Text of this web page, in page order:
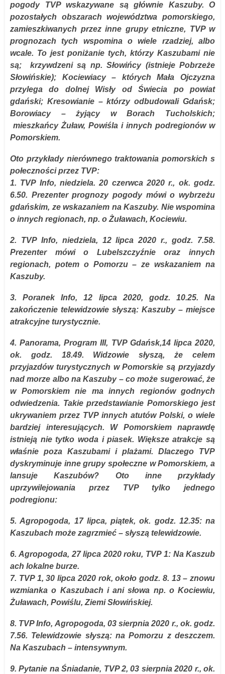
pogody TVP wskazywane są głównie Kaszuby. O
pozostałych obszarach województwa pomorskiego,
zamieszkiwanych przez inne grupy etniczne, TVP w
prognozach tych wspomina o wiele rzadziej, albo
wcale. To jest poniżanie tych, którzy Kaszubami nie
są; krzywdzeni są np. Słowińcy (istnieje Pobrzeże
Słowińskie); Kociewiacy – których Mała Ojczyzna
przylega do dolnej Wisły od Świecia po powiat
gdański; Kresowianie – którzy odbudowali Gdańsk;
Borowiacy – żyjący w Borach Tucholskich;
mieszkańcy Żuław, Powiśla i innych podregionów w
Pomorskiem.
Oto przykłady nierównego traktowania pomorskich s
połeczności przez TVP:
1. TVP Info, niedziela. 20 czerwca 2020 r., ok. godz.
6.50. Prezenter prognozy pogody mówi o wybrzeżu
gdańskim, ze wskazaniem na Kaszuby. Nie wspomina
o innych regionach, np. o Żuławach, Kociewiu.
2. TVP Info, niedziela, 12 lipca 2020 r., godz. 7.58.
Prezenter mówi o Lubelszczyźnie oraz innych
regionach, potem o Pomorzu – ze wskazaniem na
Kaszuby.
3. Poranek Info, 12 lipca 2020, godz. 10.25. Na
zakończenie telewidzowie słyszą: Kaszuby – miejsce
atrakcyjne turystycznie.
4. Panorama, Program III, TVP Gdańsk,14 lipca 2020,
ok. godz. 18.49. Widzowie słyszą, że celem
przyjazdów turystycznych w Pomorskie są przyjazdy
nad morze albo na Kaszuby – co może sugerować, że
w Pomorskiem nie ma innych regionów godnych
odwiedzenia. Takie przedstawianie Pomorskiego jest
ukrywaniem przez TVP innych atutów Polski, o wiele
bardziej interesujących. W Pomorskiem naprawdę
istnieją nie tytko woda i piasek. Większe atrakcje są
właśnie poza Kaszubami i plażami. Dlaczego TVP
dyskryminuje inne grupy społeczne w Pomorskiem, a
lansuje Kaszubów? Oto inne przykłady
uprzywilejowania przez TVP tylko jednego
podregionu:
5. Agropogoda, 17 lipca, piątek, ok. godz. 12.35: na
Kaszubach może zagrzmieć – słyszą telewidzowie.
6. Agropogoda, 27 lipca 2020 roku, TVP 1: Na Kaszub
ach lokalne burze.
7. TVP 1, 30 lipca 2020 rok, około godz. 8. 13 – znowu
wzmianka o Kaszubach i ani słowa np. o Kociewiu,
Żuławach, Powiślu, Ziemi Słowińskiej.
8. TVP Info, Agropogoda, 03 sierpnia 2020 r., ok. godz.
7.56. Telewidzowie słyszą: na Pomorzu z deszczem.
Na Kaszubach – intensywnym.
9. Pytanie na Śniadanie, TVP 2, 03 sierpnia 2020 r., ok.